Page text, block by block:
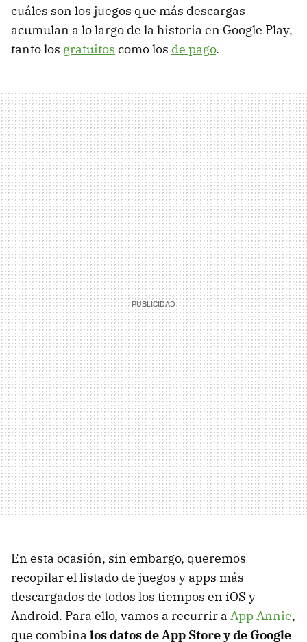
cuáles son los juegos que más descargas
acumulan a lo largo de la historia en Google Play,
tanto los gratuitos como los de pago.
En esta ocasión, sin embargo, queremos
recopilar el listado de juegos y apps más
descargados de todos los tiempos en iOS y
Android. Para ello, vamos a recurrir a App Annie,
que combina los datos de App Store y de Google